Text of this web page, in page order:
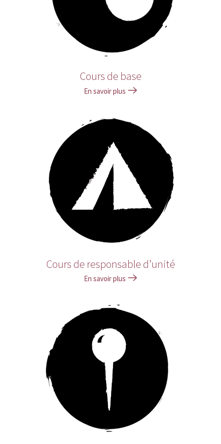
Cours de base
En savoir plus
Cours de responsable d’unité
En savoir plus